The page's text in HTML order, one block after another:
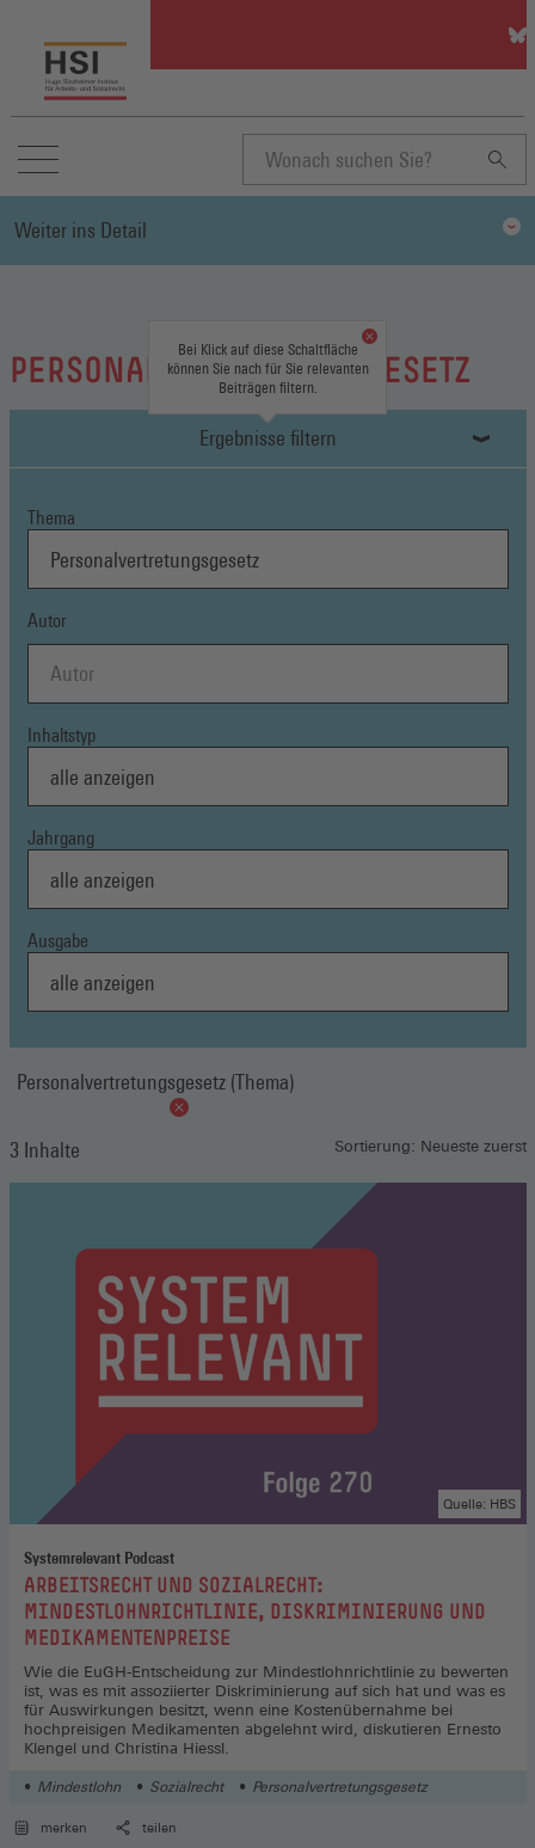
HSI
auf
in
Suchbegriff
eingeben
PERSONALVERTRETUNGSGESETZ
Ergebnisse filtern
Bei Klick auf diese Schaltfläche
können Sie nach für Sie relevanten
Beiträgen filtern.
Thema
Autor
Inhaltstyp
Jahrgang
Ausgabe
Personalvertretungsgesetz (Thema)
3 Inhalte Sortierung: Neueste zuerst
Systemrelevant Podcast
:ARBEITSRECHT UND SOZIALRECHT:
MINDESTLOHNRICHTLINIE, DISKRIMINIERUNG UND
MEDIKAMENTENPREISE
Quelle: HBS
Wie die EuGH-Entscheidung zur Mindestlohnrichtlinie zu bewerten
ist, was es mit assoziierter Diskriminierung auf sich hat und was es
für Auswirkungen besitzt, wenn eine Kostenübernahme bei
hochpreisigen Medikamenten abgelehnt wird, diskutieren Ernesto
Klengel und Christina Hiessl.
Mindestlohn Sozialrecht Personalvertretungsgesetz
merken teilen
Weiter ins Detail